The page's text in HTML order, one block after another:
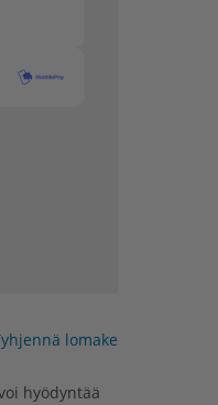
lomake
hyödyntää